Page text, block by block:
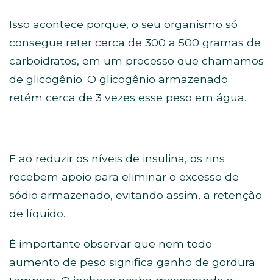
Isso acontece porque, o seu organismo só
consegue reter cerca de 300 a 500 gramas de
carboidratos, em um processo que chamamos
de glicogênio. O glicogênio armazenado
retém cerca de 3 vezes esse peso em água.
E ao reduzir os níveis de insulina, os rins
recebem apoio para eliminar o excesso de
sódio armazenado, evitando assim, a retenção
de líquido.
É importante observar que nem todo
aumento de peso significa ganho de gordura